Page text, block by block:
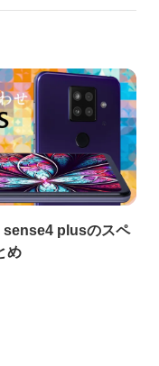
sense4 plusのスペ
め